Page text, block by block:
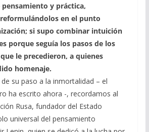
y práctica,
en el punto
si supo combinar intuición
porque seguía los pasos de los
le precedieron, a quienes
homenaje.
su paso a la inmortalidad – el
ha escrito ahora -, recordamos al
Rusa, fundador del Estado
universal del pensamiento